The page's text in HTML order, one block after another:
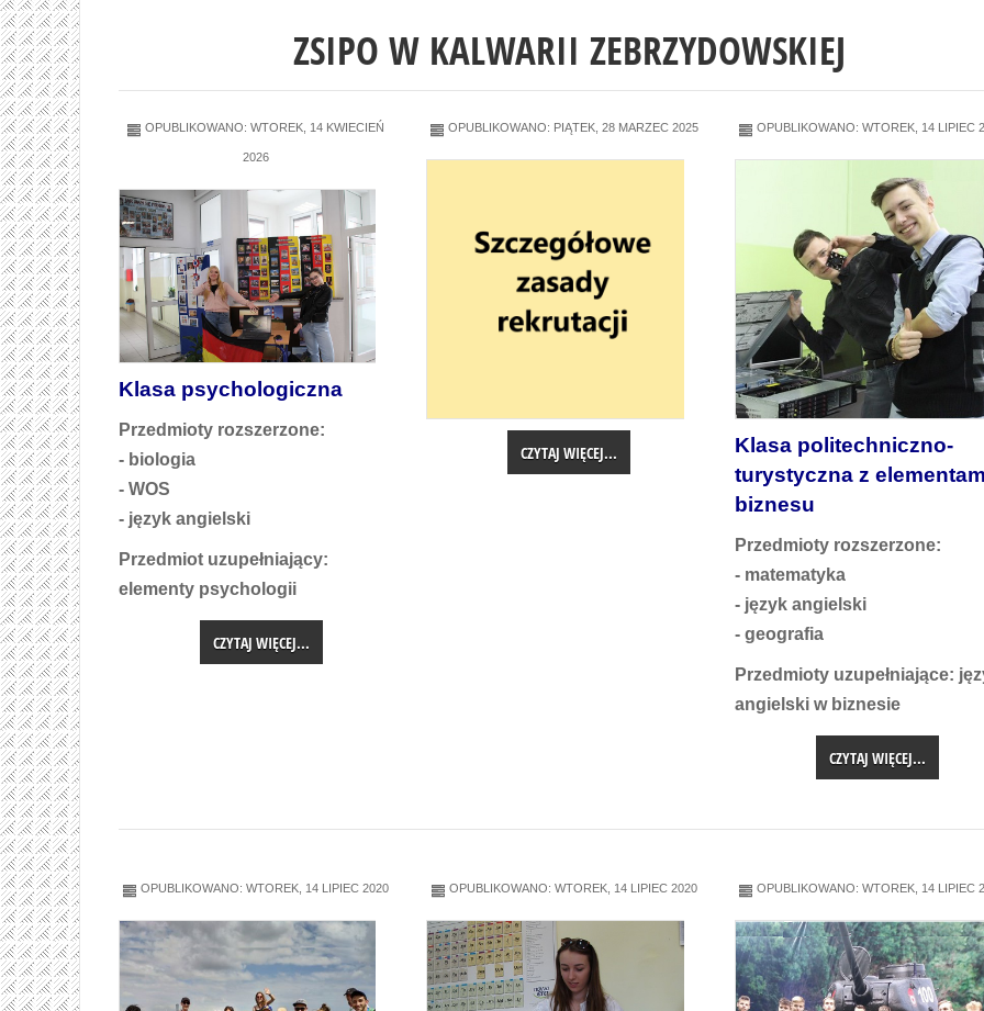
ZSIPO W KALWARII ZEBRZYDOWSKIEJ
OPUBLIKOWANO: WTOREK, 14 KWIECIEŃ
2026
Klasa psychologiczna
Przedmioty rozszerzone:
- biologia
- WOS
- język angielski
Przedmiot uzupełniający:
elementy psychologii
CZYTAJ WIĘCEJ...
OPUBLIKOWANO: PIĄTEK, 28 MARZEC 2025
CZYTAJ WIĘCEJ...
OPUBLIKOWANO: WTOREK, 14 LIPIEC
Klasa politechniczno-
turystyczna z
biznesu
Przedmioty rozszerzone:
- matematyka
- język angielski
- geografia
Przedmioty uzupełniające:
angielski w biznesie
CZYTAJ WIĘCEJ...
OPUBLIKOWANO: WTOREK, 14 LIPIEC 2020 OPUBLIKOWANO: WTOREK, 14 LIPIEC 2020 OPUBLIKOWANO: WTOREK, 14 LIPIEC